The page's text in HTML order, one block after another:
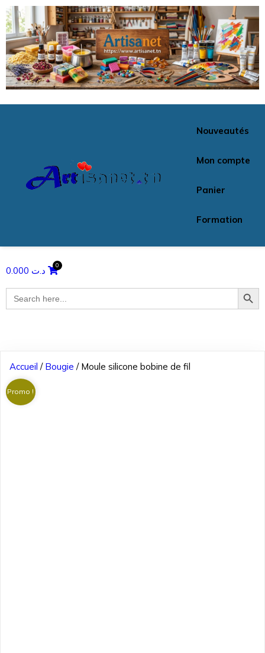
Nouveautés
Mon compte
Panier
Formation
د.ت
Search
for:
Search Button
Accueil / Bougie / Moule silicone bobine de fil
Promo !